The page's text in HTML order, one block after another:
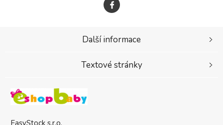
Další informace
Textové stránky